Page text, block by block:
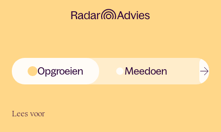
Opgroeien Meedoen
Lees voor